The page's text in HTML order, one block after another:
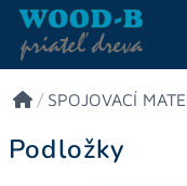
/ SPOJOVACÍ
Podložky